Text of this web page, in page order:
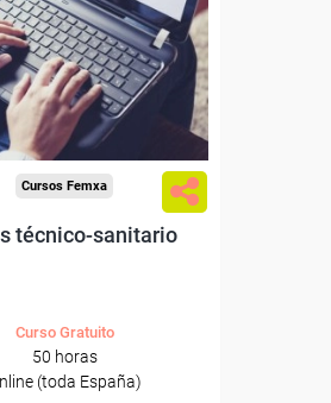
desempleados,
y autónomos.
Sector
y Logística.
Cursos Femxa
técnico-sanitario
Curso Gratuito
50 horas
(toda España)